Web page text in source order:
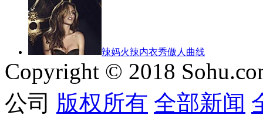
辣妈火辣内衣秀傲人曲线
Copyright © 2018
公司 版权所有 全部新闻